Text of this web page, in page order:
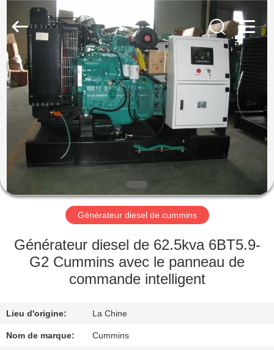
MAISON
PRODUITS
SUJET
DE
NOUS
VISITE
D'USINE
DE
QUALITÉ
Power
Equipment
Co.,
Ltd..
Rights
Reserved.
Générateur diesel de cummins
Générateur diesel de 62.5kva 6BT5.9-
G2 Cummins avec le panneau de
commande intelligent
Lieu d'origine: La Chine
Nom de marque: Cummins